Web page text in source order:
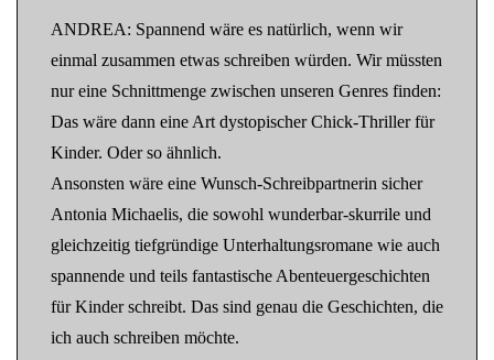
ANDREA: Spannend wäre es natürlich, wenn wir
einmal zusammen etwas schreiben würden. Wir müssten
nur eine Schnittmenge zwischen unseren Genres finden:
Das wäre dann eine Art dystopischer Chick-Thriller für
Kinder. Oder so ähnlich.
Ansonsten wäre eine Wunsch-Schreibpartnerin sicher
Antonia Michaelis, die sowohl wunderbar-skurrile und
gleichzeitig tiefgründige Unterhaltungsromane wie auch
spannende und teils fantastische Abenteuergeschichten
für Kinder schreibt. Das sind genau die Geschichten, die
ich auch schreiben möchte.